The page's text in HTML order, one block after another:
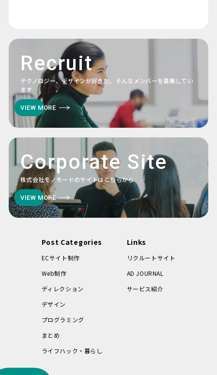
Recruit
テクノロジー、デザインが好きだ。そんなメンバーを募集してい
ます
VIEW MORE
Corporate Site
株式会社モノモードのサイトはこちらから
VIEW MORE
Post Categories
ECサイト制作
Web制作
ディレクション
デザイン
プログラミング
まとめ
ライフハック・暮らし
Links
リクルートサイト
AD JOURNAL
サービス紹介